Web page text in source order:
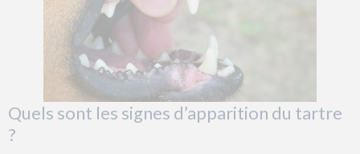
Quels sont les signes d’apparition du tartre
?